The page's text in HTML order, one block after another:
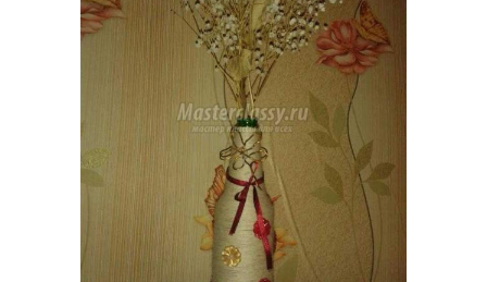
Дизайн для вазы
Вазы из глины Ваза в интерьере